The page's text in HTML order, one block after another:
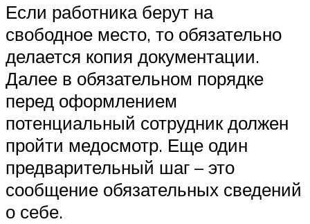
Если работника берут на
свободное место, то обязательно
делается копия документации.
Далее в обязательном порядке
перед оформлением
потенциальный сотрудник должен
пройти медосмотр. Еще один
предварительный шаг – это
сообщение обязательных сведений
о себе.